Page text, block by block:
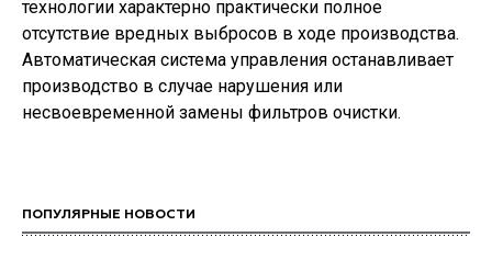
технологии характерно практически полное
отсутствие вредных выбросов в ходе производства.
Автоматическая система управления останавливает
производство в случае нарушения или
несвоевременной замены фильтров очистки.
ПОПУЛЯРНЫЕ НОВОСТИ